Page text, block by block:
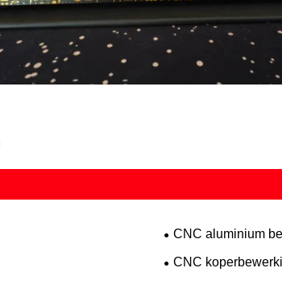
CNC aluminium
CNC